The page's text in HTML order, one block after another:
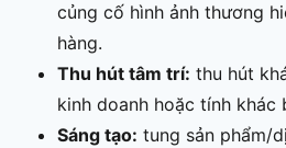
củng cố hình ảnh thương
hàng.
Thu hút tâm trí: thu hút
kinh doanh hoặc tính khác
Sáng tạo: tung sản phẩm/